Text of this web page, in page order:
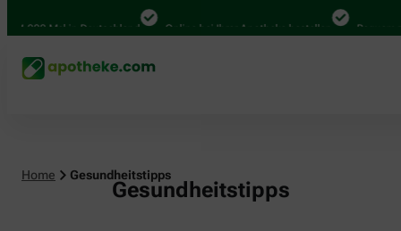
Mal in Deutschland Online bei Ihrer Apotheke bestellen Bequem
Home Gesundheitstipps
Gesundheitstipps